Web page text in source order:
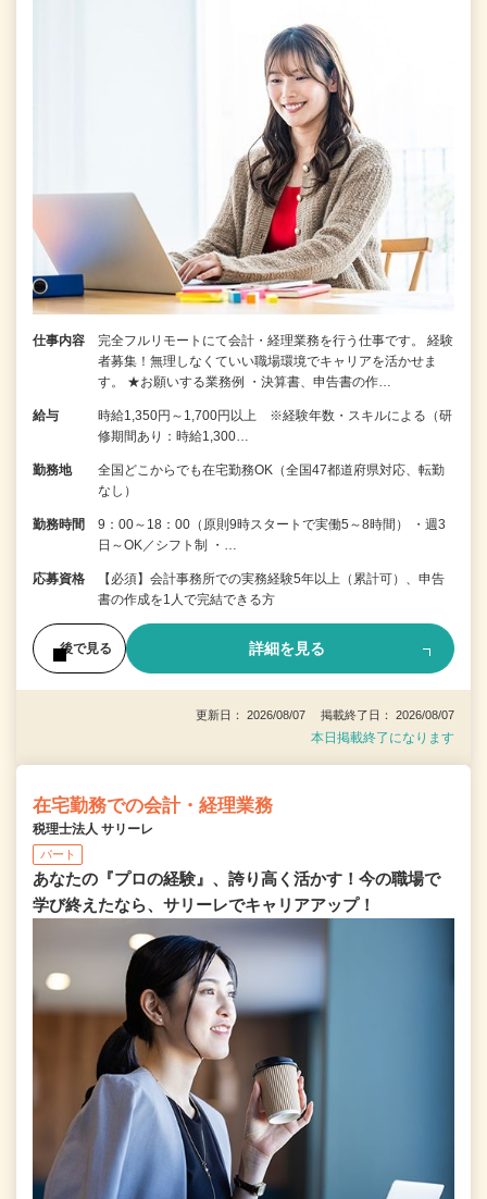
仕事内容
完全フルリモートにて会計・経理業務を行う仕事です。 経験
者募集！無理しなくていい職場環境でキャリアを活かせま
す。 ★お願いする業務例 ・決算書、申告書の作…
給与
時給1,350円～1,700円以上 ※経験年数・スキルによる（研
修期間あり：時給1,300…
勤務地
全国どこからでも在宅勤務OK（全国47都道府県対応、転勤
なし）
勤務時間
9：00～18：00（原則9時スタートで実働5～8時間） ・週3
日～OK／シフト制 ・…
応募資格
【必須】会計事務所での実務経験5年以上（累計可）、申告
書の作成を1人で完結できる方
後で見る 詳細を見る
更新日： 2026/08/07 掲載終了日： 2026/08/07
本日掲載終了になります
在宅勤務での会計・経理業務
税理士法人 サリーレ
パート
あなたの『プロの経験』、誇り高く活かす！今の職場で
学び終えたなら、サリーレでキャリアアップ！